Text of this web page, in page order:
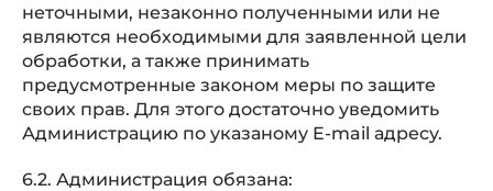
неточными, незаконно полученными или не
являются необходимыми для заявленной цели
обработки, а также принимать
предусмотренные законом меры по защите
своих прав. Для этого достаточно уведомить
Администрацию по указаному E-mail адресу.
6.2. Администрация обязана: